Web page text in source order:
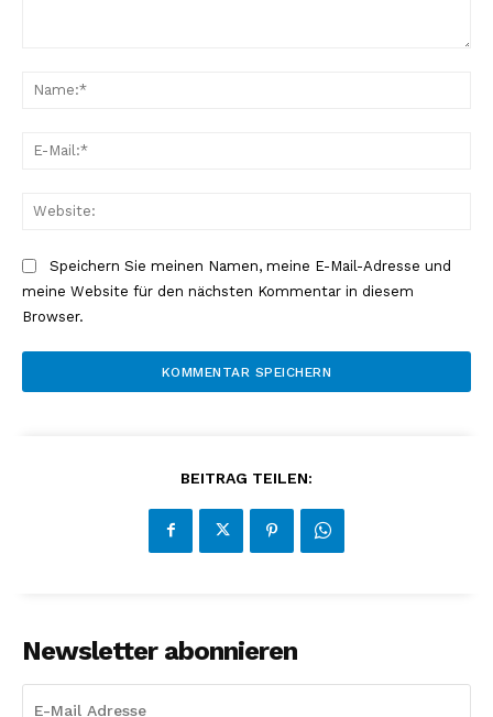
Speichern Sie meinen Namen, meine E-Mail-Adresse und
meine Website für den nächsten Kommentar in diesem
Browser.
BEITRAG TEILEN:
Newsletter abonnieren